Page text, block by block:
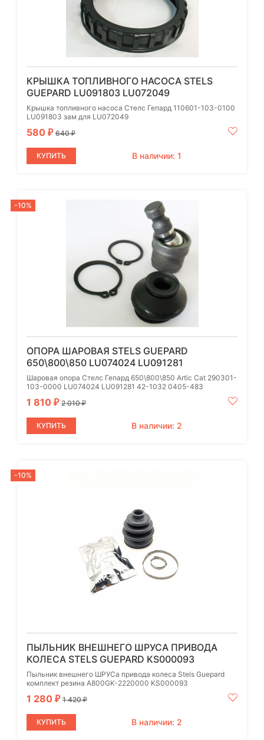
КРЫШКА ТОПЛИВНОГО НАСОСА STELS
GUEPARD LU091803 LU072049
Крышка топливного насоса Стелс Гепард 110601-103-0100
LU091803 зам для LU072049
580 ₽ 640₽
КУПИТЬ В наличии: 1
-10%
ОПОРА ШАРОВАЯ STELS GUEPARD
650\800\850 LU074024 LU091281
Шаровая опора Стелс Гепард 650\800\850 Artic Cat 290301-
103-0000 LU074024 LU091281 42-1032 0405-483
1 810 ₽ 2 010₽
КУПИТЬ В наличии: 2
-10%
ПЫЛЬНИК ВНЕШНЕГО ШРУСА ПРИВОДА
КОЛЕСА STELS GUEPARD KS000093
Пыльник внешнего ШРУСа привода колеса Stels Guepard
комплект резина A800GK-2220000 KS000093
1 280 ₽ 1 420₽
КУПИТЬ В наличии: 2